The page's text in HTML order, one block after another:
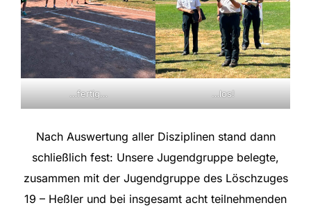
…fertig… …los!
Nach Auswertung aller Disziplinen stand dann
schließlich fest: Unsere Jugendgruppe belegte,
zusammen mit der Jugendgruppe des Löschzuges
19 – Heßler und bei insgesamt acht teilnehmenden